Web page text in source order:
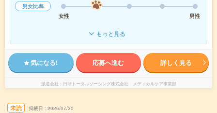
男女比率
女性
男性
もっと見る
気になる! 応募へ進む 詳しく見る
派遣会社 日研トータルソーシング株式会社 メディカルケア事業部
未読 掲載日 2026/07/30